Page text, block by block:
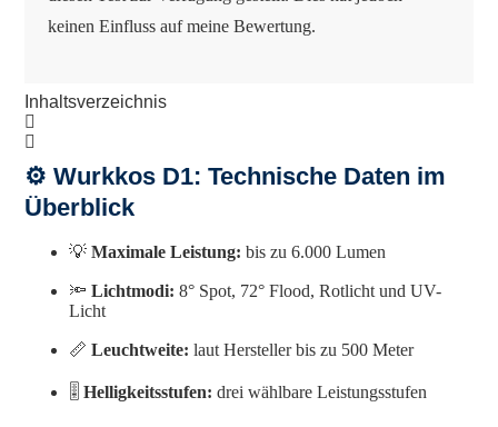
keinen Einfluss auf meine Bewertung.
Inhaltsverzeichnis
⚙️ Wurkkos D1: Technische Daten im
Überblick
💡Maximale Leistung: bis zu 6.000 Lumen
🔦Lichtmodi: 8° Spot, 72° Flood, Rotlicht und UV-
Licht
📏Leuchtweite: laut Hersteller bis zu 500 Meter
🎚️Helligkeitsstufen: drei wählbare Leistungsstufen